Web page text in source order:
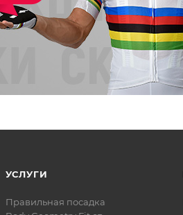
УСЛУГИ
Правильная посадка